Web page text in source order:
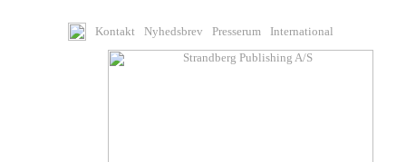
Kontakt Nyhedsbrev Presserum International